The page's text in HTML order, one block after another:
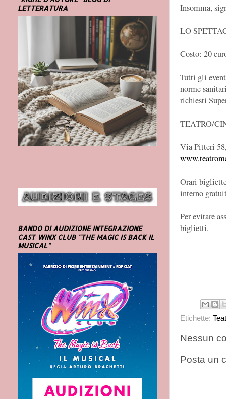
Insomma,
LO
Costo: 20
Tutti gli
norme
richiesti
TEATRO/
Via Pitteri
Orari
interno
Per evitare
biglietti.
Etichette:
Nessun
Posta un
LETTERATURA
BANDO DI AUDIZIONE INTEGRAZIONE
CAST WINX CLUB "THE MAGIC IS BACK IL
MUSICAL"